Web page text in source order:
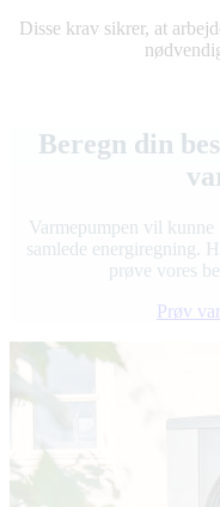
Disse krav sikrer, at
Beregn din
Varmepumpen vil
samlede energiregning.
prøve vores
Prøv